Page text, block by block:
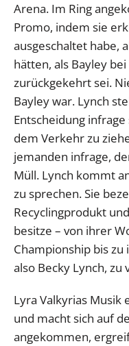
Arena. Im Ring
Promo, indem sie
ausgeschaltet habe,
hätten, als Bayley
zurückgekehrt sei.
Bayley war. Lynch
Entscheidung
dem Verkehr zu
jemanden infrage,
Müll. Lynch kommt
zu sprechen. Sie
Recyclingprodukt
besitze – von ihrer
Championship bis
also Becky Lynch, zu
Lyra Valkyrias
und macht sich auf
angekommen,